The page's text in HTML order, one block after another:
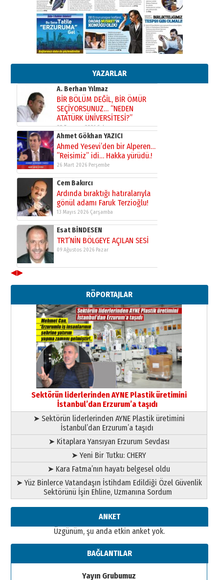
YAZARLAR
Murat Şahsuvaroğlu ERKON’da
çıtayı yukarı taşırken,
yönetimdekiler aşağı
çekmemeli!
17 Şubat 2026 SalıOrhan BOZKURT
Bir fotoğraf, bir şehir, bir
gazeteci… Dizginler kimin
A. Berhan Yılmaz
BİR BÖLÜM DEĞİL, BİR ÖMÜR
SEÇİYORSUNUZ… “NEDEN
ATATÜRK ÜNİVERSİTESİ?”
28 Temmuz 2026 Salı
Ahmet Gökhan YAZICI
Ahmed Yesevi’den bir Alperen…
”Reisimiz” idi… Hakka yürüdü.!
26 Mart 2026 Perşembe
Cem Bakırcı
Ardında bıraktığı hatıralarıyla
gönül adamı Faruk Terzioğlu!
13 Mayıs 2026 Çarşamba
Esat BİNDESEN
TRT’NİN BÖLGEYE AÇILAN SESİ
09 Ağustos 2026 Pazar
Erzurumspor’un köşe taşları
29 Haziran 2026 Pazartesi
Kenan GÜLERCİ
Murat Şahsuvaroğlu ERKON’da
çıtayı yukarı taşırken,
yönetimdekiler aşağı
çekmemeli!
17 Şubat 2026 Salı Orhan BOZKURT
Bir fotoğraf, bir şehir, bir
gazeteci… Dizginler kimin
elinde?
A. Berhan Yılmaz
BİR BÖLÜM DEĞİL, BİR ÖMÜR
SEÇİYORSUNUZ… “NEDEN
ATATÜRK ÜNİVERSİTESİ?”
28 Temmuz 2026 Salı
Ahmet Gökhan YAZICI
Ahmed Yesevi’den bir Alperen…
”Reisimiz” idi… Hakka yürüdü.!
26 Mart 2026 Perşembe
gönül adamı Faruk Terzioğlu!
TRT’NİN BÖLGEYE AÇILAN SESİ
◀▶
RÖPORTAJLAR
Sektörün liderlerinden AYNE Plastik üretimini
İstanbul’dan Erzurum’a taşıdı
➤ Sektörün liderlerinden AYNE Plastik üretimini
İstanbul’dan Erzurum’a taşıdı
➤ Kitaplara Yansıyan Erzurum Sevdası
➤ Yeni Bir Tutku: CHERY
➤ Kara Fatma’nın hayatı belgesel oldu
➤ Yüz Binlerce Vatandaşın İstihdam Edildiği Özel Güvenlik
Sektörünü İşin Ehline, Uzmanına Sordum
ANKET
Üzgünüm, şu anda etkin anket yok.
BAĞLANTILAR
Yayın Grubumuz